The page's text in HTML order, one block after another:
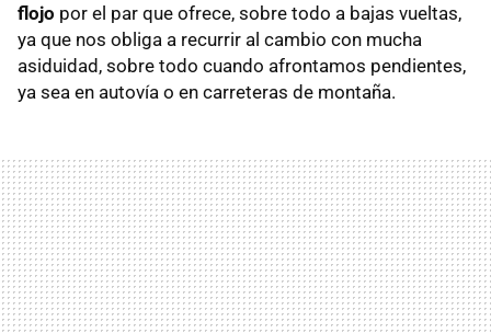
flojo por el par que ofrece, sobre todo a bajas vueltas,
ya que nos obliga a recurrir al cambio con mucha
asiduidad, sobre todo cuando afrontamos pendientes,
ya sea en autovía o en carreteras de montaña.